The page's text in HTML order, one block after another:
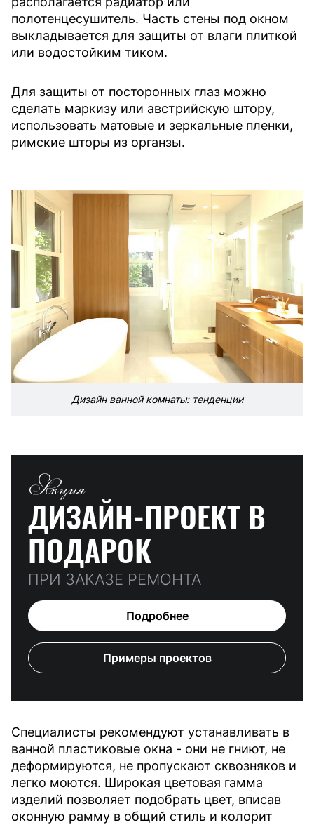
полотенцесушитель. Часть стены под окном
выкладывается для защиты от влаги плиткой
или водостойким тиком.
Для защиты от посторонных глаз можно
сделать маркизу или австрийскую штору,
использовать матовые и зеркальные пленки,
римские шторы из органзы.
Дизайн ванной комнаты: тенденции
Акция
ДИЗАЙН-ПРОЕКТ В
ПОДАРОК
ПРИ ЗАКАЗЕ РЕМОНТА
Подробнее
Примеры проектов
Специалисты рекомендуют устанавливать в
ванной пластиковые окна - они не гниют, не
деформируются, не пропускают сквозняков и
легко моются. Широкая цветовая гамма
изделий позволяет подобрать цвет, вписав
оконную рамму в общий стиль и колорит